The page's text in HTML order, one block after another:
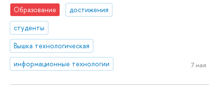
Образование
достижения
студенты
Вышка технологическая
информационные технологии
7 мая